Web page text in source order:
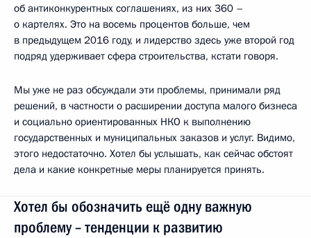
об антиконкурентных соглашениях, из них 360 –
о картелях. Это на восемь процентов больше, чем
в предыдущем 2016 году, и лидерство здесь уже второй год
подряд удерживает сфера строительства, кстати говоря.
Мы уже не раз обсуждали эти проблемы, принимали ряд
решений, в частности о расширении доступа малого бизнеса
и социально ориентированных НКО к выполнению
государственных и муниципальных заказов и услуг. Видимо,
этого недостаточно. Хотел бы услышать, как сейчас обстоят
дела и какие конкретные меры планируется принять.
Хотел бы обозначить ещё одну важную
проблему – тенденции к развитию